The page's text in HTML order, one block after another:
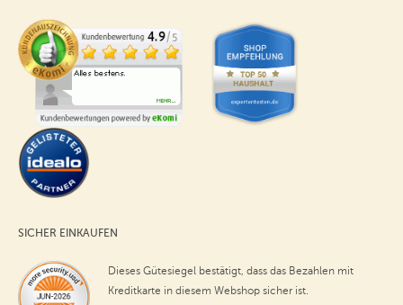
SICHER EINKAUFEN
Dieses Gütesiegel bestätigt, dass das Bezahlen mit
Kreditkarte in diesem Webshop sicher ist.